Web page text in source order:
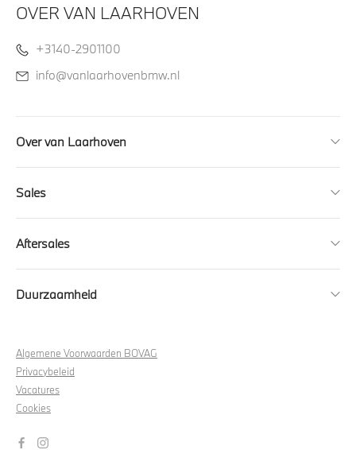
OVER VAN LAARHOVEN
+3140-2901100
info@vanlaarhovenbmw.nl
Over van Laarhoven
Sales
Aftersales
Duurzaamheid
Algemene Voorwaarden BOVAG
Privacybeleid
Vacatures
Cookies